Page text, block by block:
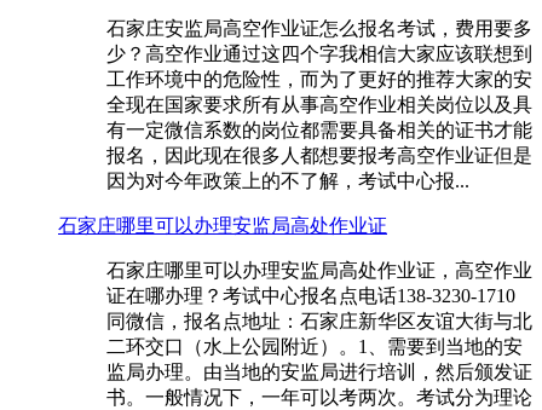
石家庄安监局高空作业证怎么报名考试，费用要多
少？高空作业通过这四个字我相信大家应该联想到
工作环境中的危险性，而为了更好的推荐大家的安
全现在国家要求所有从事高空作业相关岗位以及具
有一定微信系数的岗位都需要具备相关的证书才能
报名，因此现在很多人都想要报考高空作业证但是
因为对今年政策上的不了解，考试中心报...
石家庄哪里可以办理安监局高处作业证
石家庄哪里可以办理安监局高处作业证，高空作业
证在哪办理？考试中心报名点电话138-3230-1710
同微信，报名点地址：石家庄新华区友谊大街与北
二环交口（水上公园附近）。1、需要到当地的安
监局办理。由当地的安监局进行培训，然后颁发证
书。一般情况下，一年可以考两次。考试分为理论